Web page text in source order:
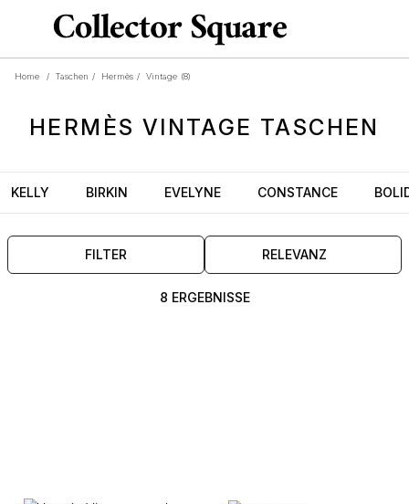
Home / Taschen / Hermès / Vintage (8)
HERMÈS VINTAGE TASCHEN
KELLY BIRKIN EVELYNE CONSTANCE
FILTER RELEVANZ
8 ERGEBNISSE